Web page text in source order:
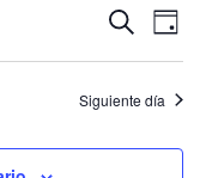
de
y
Buscar
de
de
Día
Siguiente día